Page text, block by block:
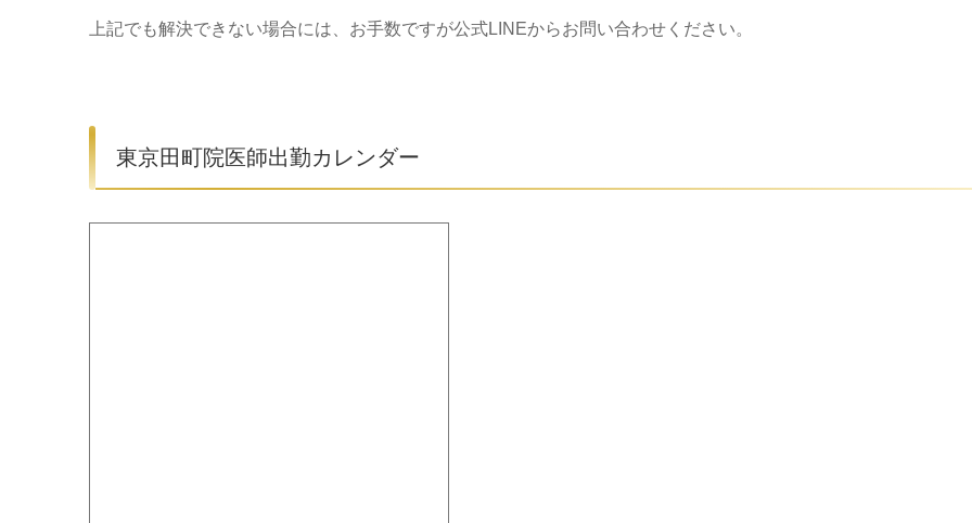
上記でも解決できない場合には、お手数ですが公式LINEからお問い合わせください。
東京田町院医師出勤カレンダー